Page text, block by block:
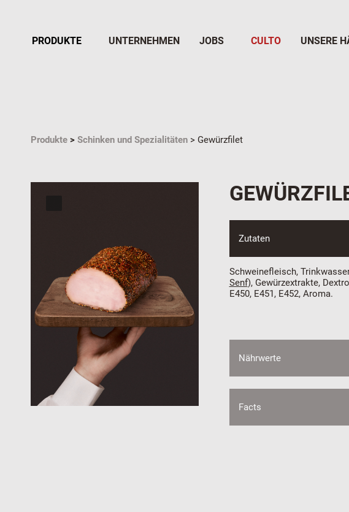
PRODUKTE UNTERNEHMEN JOBS CULTO UNSERE
Produkte > Schinken und Spezialitäten > Gewürzfilet
Zutaten
Schweinefleisch,
Senf), Gewürzextrakte,
E450, E451, E452, Aroma.
Nährwerte
Facts